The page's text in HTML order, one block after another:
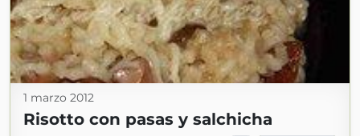
1 marzo 2012
Risotto con pasas y salchicha